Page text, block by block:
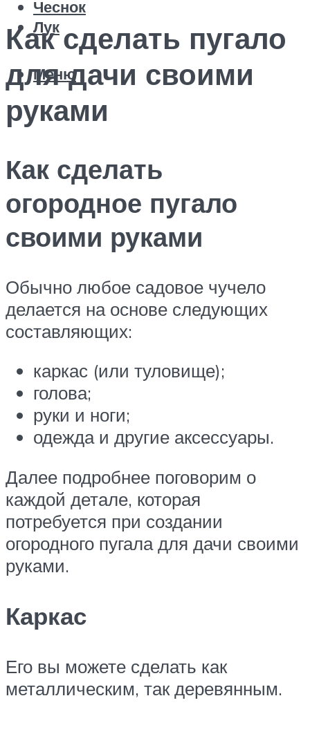
Чеснок
Лук
Меню
Как сделать пугало
для дачи своими
руками
Как сделать
огородное пугало
своими руками
Обычно любое садовое чучело
делается на основе следующих
составляющих:
каркас (или туловище);
голова;
руки и ноги;
одежда и другие аксессуары.
Далее подробнее поговорим о
каждой детале, которая
потребуется при создании
огородного пугала для дачи своими
руками.
Каркас
Его вы можете сделать как
металлическим, так деревянным.